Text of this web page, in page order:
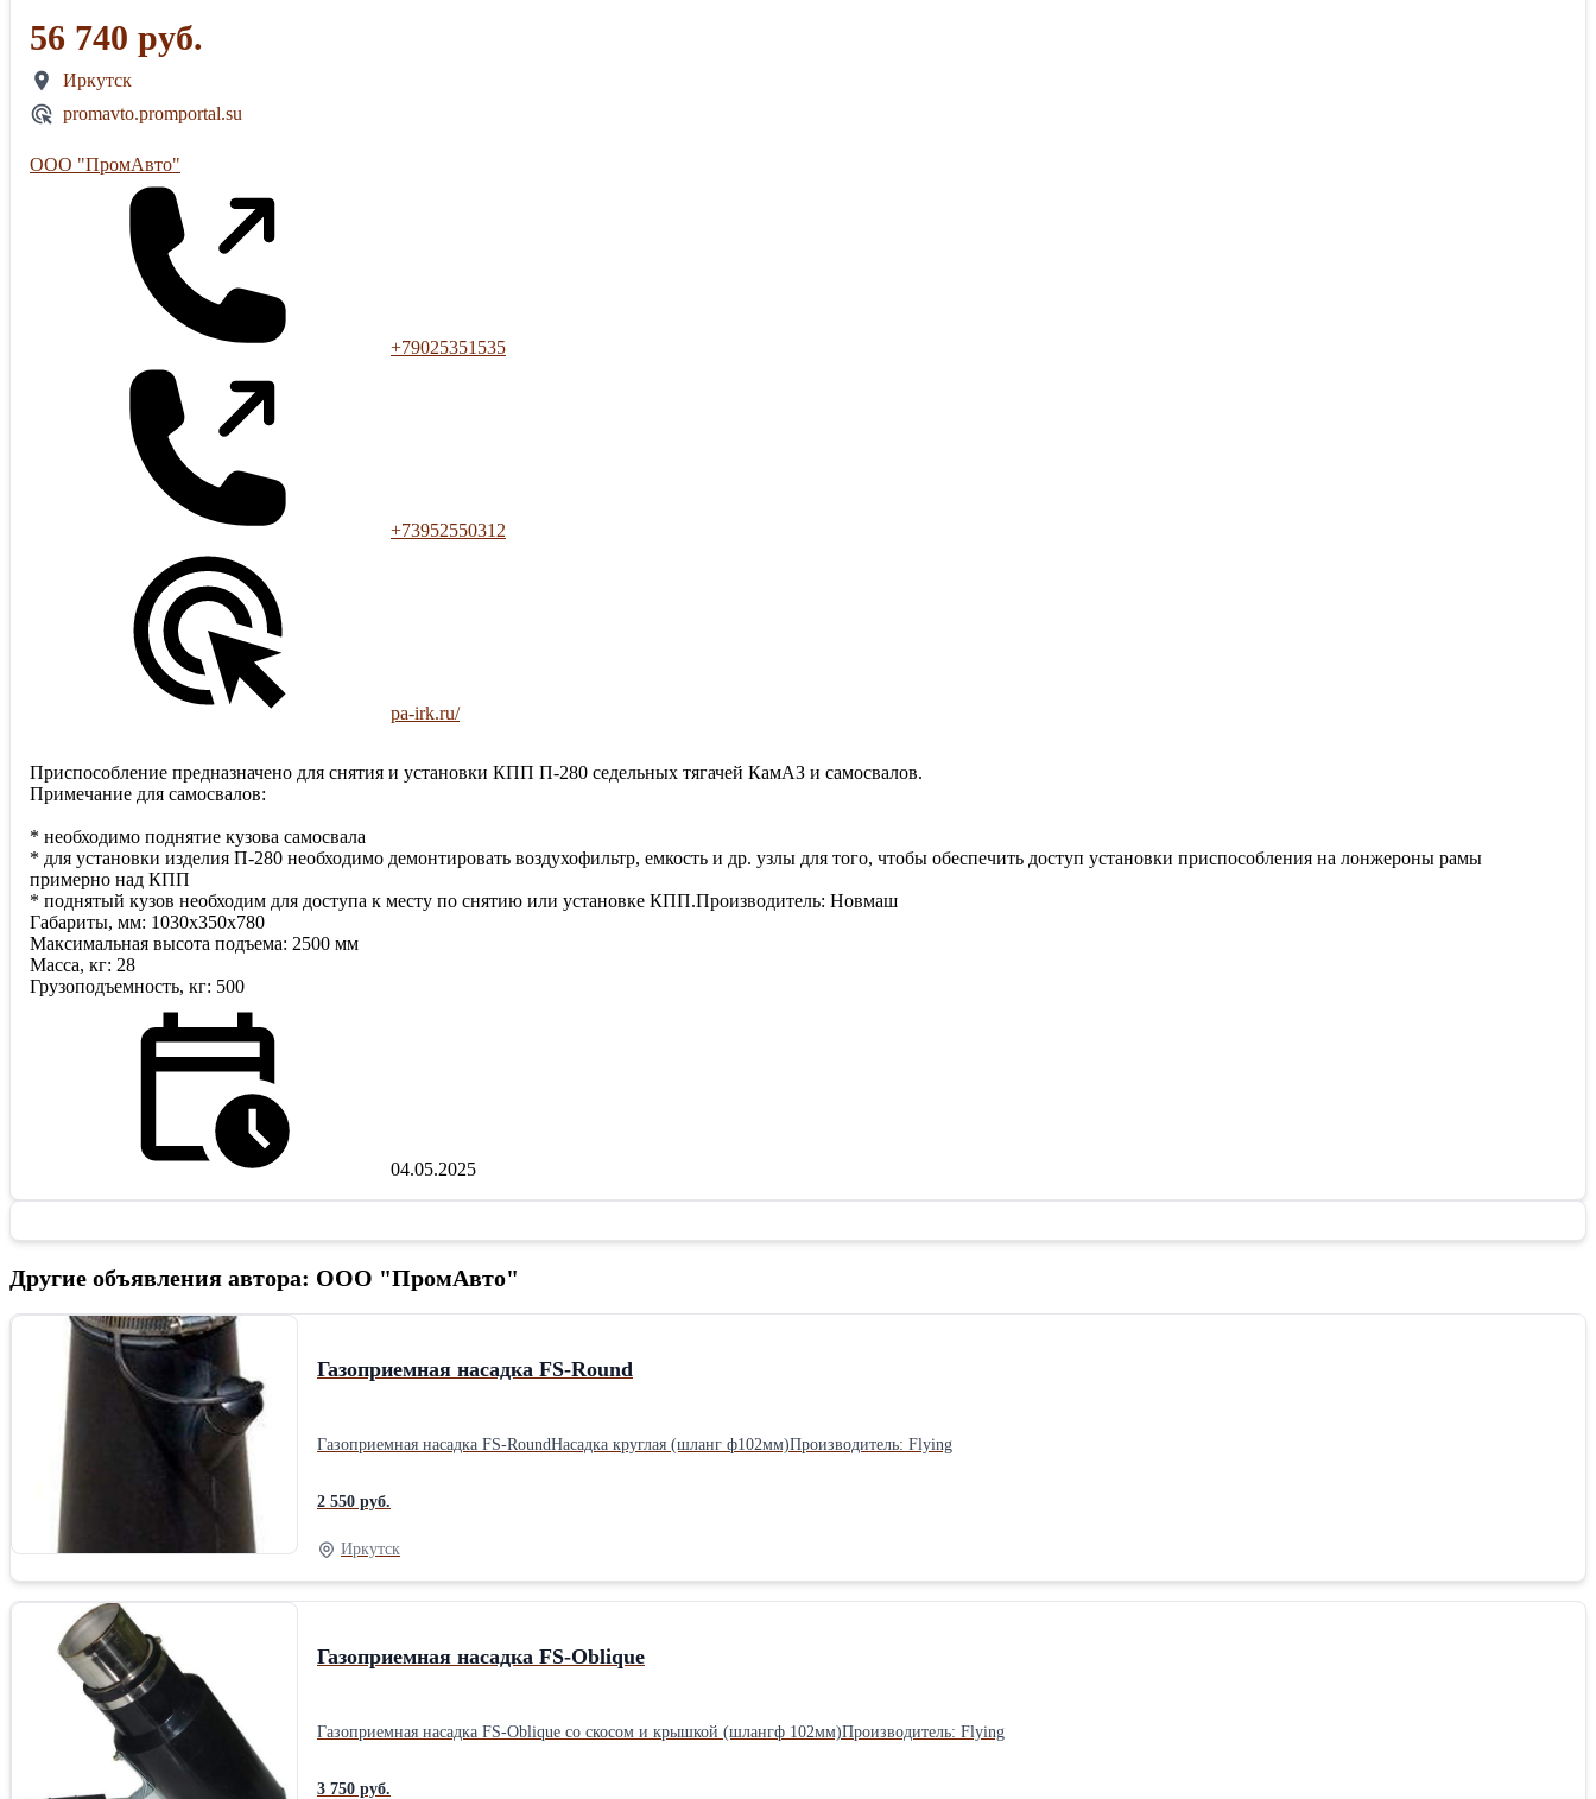
56 740 руб.
Иркутск
promavto.promportal.su
ООО "ПромАвто"
+79025351535
+73952550312
pa-irk.ru/
Приспособление предназначено для снятия и установки КПП П-280 седельных тягачей КамАЗ и самосвалов.
Примечание для самосвалов:
* необходимо поднятие кузова самосвала
* для установки изделия П-280 необходимо демонтировать воздухофильтр, емкость и др. узлы для того, чтобы обеспечить доступ установки приспособления на лонжероны рамы
примерно над КПП
* поднятый кузов необходим для доступа к месту по снятию или установке КПП.Производитель: Новмаш
Габариты, мм: 1030х350х780
Максимальная высота подъема: 2500 мм
Масса, кг: 28
Грузоподъемность, кг: 500
04.05.2025
Другие объявления автора: ООО "ПромАвто"
Газоприемная насадка FS-Round
Газоприемная насадка FS-RoundНасадка круглая (шланг ф102мм)Производитель: Flying
2 550 руб.
Иркутск
Газоприемная насадка FS-Oblique
Газоприемная насадка FS-Oblique со скосом и крышкой (шлангф 102мм)Производитель: Flying
3 750 руб.